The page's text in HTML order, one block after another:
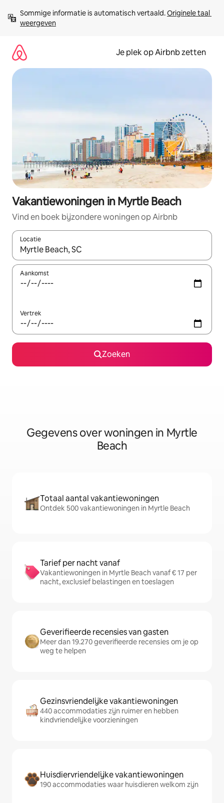
direct
naar
Sommige informatie is automatisch vertaald. Originele taal
weergeven
Je plek op Airbnb zetten
Vakantiewoningen in Myrtle Beach
Vind en boek bijzondere woningen op Airbnb
Locatie
Wanneer er resultaten beschikbaar zijn, maak je een keuze
Aankomst
Vertrek
Zoeken
Gegevens over woningen in Myrtle
Beach
Totaal aantal vakantiewoningen
Ontdek 500 vakantiewoningen in Myrtle Beach
Tarief per nacht vanaf
Vakantiewoningen in Myrtle Beach vanaf € 17 per
nacht, exclusief belastingen en toeslagen
Geverifieerde recensies van gasten
Meer dan 19.270 geverifieerde recensies om je op
weg te helpen
Gezinsvriendelijke vakantiewoningen
440 accommodaties zijn ruimer en hebben
kindvriendelijke voorzieningen
Huisdiervriendelijke vakantiewoningen
190 accommodaties waar huisdieren welkom zijn